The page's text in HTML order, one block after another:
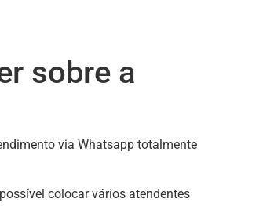
sobre a
via Whatsapp totalmente
colocar vários atendentes